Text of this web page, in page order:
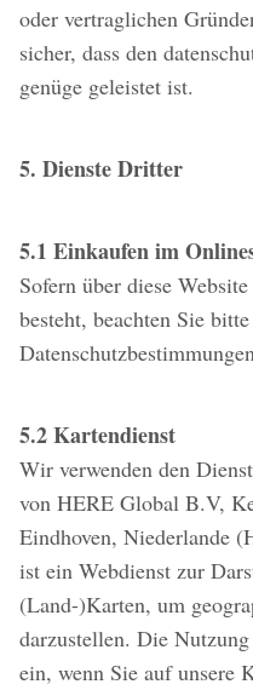
oder vertraglichen
sicher, dass den
genüge geleistet ist.
5. Dienste Dritter
5.1 Einkaufen im
Sofern über diese
besteht, beachten Sie
5.2 Kartendienst
Wir verwenden den
von HERE Global B.V,
Eindhoven, Niederlande
ist ein Webdienst zur
(Land-)Karten, um
darzustellen. Die
ein, wenn Sie auf unsere